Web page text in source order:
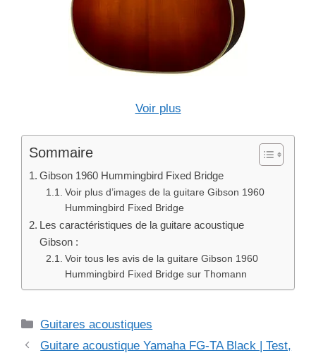
Voir plus
Sommaire
Gibson 1960 Hummingbird Fixed Bridge
Voir plus d’images de la guitare Gibson 1960
Hummingbird Fixed Bridge
Les caractéristiques de la guitare acoustique
Gibson :
Voir tous les avis de la guitare Gibson 1960
Hummingbird Fixed Bridge sur Thomann
Catégories
Guitares acoustiques
Guitare acoustique Yamaha FG-TA Black | Test,